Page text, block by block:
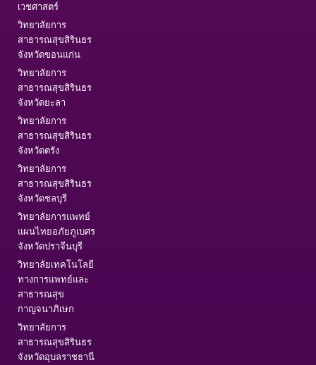
เวชศาสตร์
วิทยาลัยการ
สาธารณสุขสิรินธร
จังหวัดขอนแก่น
วิทยาลัยการ
สาธารณสุขสิรินธร
จังหวัดยะลา
วิทยาลัยการ
สาธารณสุขสิรินธร
จังหวัดตรัง
วิทยาลัยการ
สาธารณสุขสิรินธร
จังหวัดชลบุรี
วิทยาลัยการแพทย์
แผนไทยอภัยภูเบศร
จังหวัดปราจีนบุรี
วิทยาลัยเทคโนโลยี
ทางการแพทย์และ
สาธารณสุข
กาญจนาภิเษก
วิทยาลัยการ
สาธารณสุขสิรินธร
จังหวัดอุบลราชธานี